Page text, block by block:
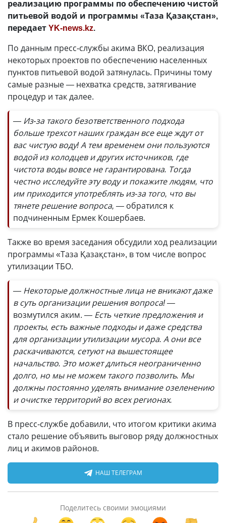
реализацию программы по обеспечению чистой
питьевой водой и программы «Таза Қазақстан»,
передаетYK-news.kz.
По данным пресс-службы акима ВКО, реализация
некоторых проектов по обеспечению населенных
пунктов питьевой водой затянулась. Причины тому
самые разные— нехватка средств, затягивание
процедур и так далее.
— Из-за такого безответственного подхода
больше трехсот наших граждан все еще ждут от
вас чистую воду! А тем временем они пользуются
водой из колодцев и других источников, где
чистота воды вовсе не гарантирована. Тогда
честно исследуйте эту воду и покажите людям, что
им приходится употреблять из-за того, что вы
тянете решение вопроса, — обратился к
подчиненным Ермек Кошербаев.
Также во время заседания обсудили ход реализации
программы «Таза Қазақстан», в том числе вопрос
утилизации ТБО.
— Некоторые должностные лица не вникают даже
в суть организации решения вопроса! —
возмутился аким. — Есть четкие предложения и
проекты, есть важные подходы и даже средства
для организации утилизации мусора. А они все
раскачиваются, сетуют на вышестоящее
начальство. Это может длиться неограниченно
долго, но мы не можем такого позволить. Мы
должны постоянно уделять внимание озеленению
и очистке территорий во всех регионах.
В пресс-службе добавили, что итогом критики акима
стало решение объявить выговор ряду должностных
лиц и акимов районов.
НАШ ТЕЛЕГРАМ
Поделитесь своими эмоциями